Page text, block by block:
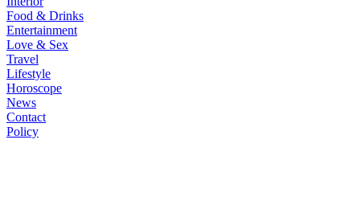
Food & Drinks
Entertainment
Love & Sex
Travel
Lifestyle
Horoscope
News
Contact
Policy